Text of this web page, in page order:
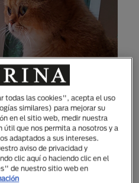
salir a los
todas las cookies", acepta el uso
similares) para mejorar su
en el sitio web, medir nuestra
útil que nos permita a nosotros y a
adaptados a sus intereses.
aviso de privacidad y
clic aquí o haciendo clic en el
de nuestro sitio web en